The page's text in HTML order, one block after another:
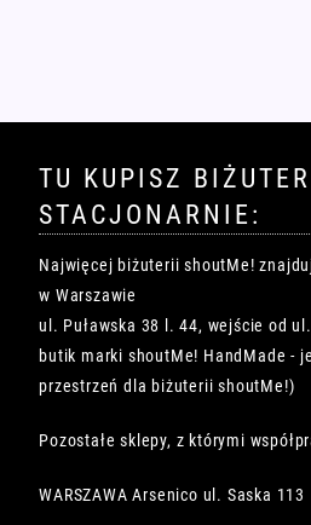
TU KUPISZ
STACJONARNIE:
Najwięcej biżuterii shoutMe!
w Warszawie
ul. Puławska 38 l. 44, wejście od
butik marki shoutMe! HandMade -
przestrzeń dla biżuterii shoutMe!)
Pozostałe sklepy, z którymi
WARSZAWA Arsenico ul. Saska 113